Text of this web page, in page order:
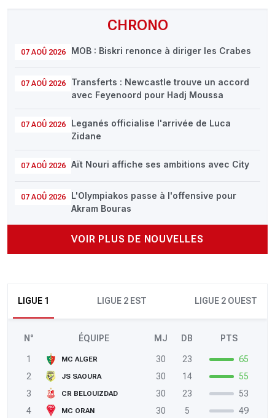
CHRONO
07 AOÛ 2026 MOB : Biskri renonce à diriger les Crabes
07 AOÛ 2026
Transferts : Newcastle trouve un accord
avec Feyenoord pour Hadj Moussa
07 AOÛ 2026
Leganés officialise l'arrivée de Luca
Zidane
07 AOÛ 2026 Aït Nouri affiche ses ambitions avec City
07 AOÛ 2026
L'Olympiakos passe à l'offensive pour
Akram Bouras
VOIR PLUS DE NOUVELLES
LIGUE 1 LIGUE 2 EST LIGUE 2 OUEST
N° ÉQUIPE MJ DB PTS
1 MC ALGER 30 23
65
2
JS SAOURA 30 14
55
3
CR BELOUIZDAD 30 23
53
4
MC ORAN 30 5
49